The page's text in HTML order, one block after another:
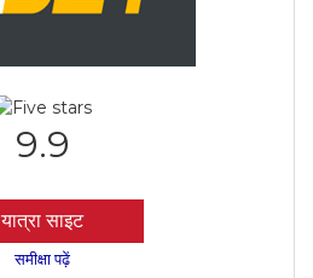
9.9
यात्रा साइट
समीक्षा पढ़ें